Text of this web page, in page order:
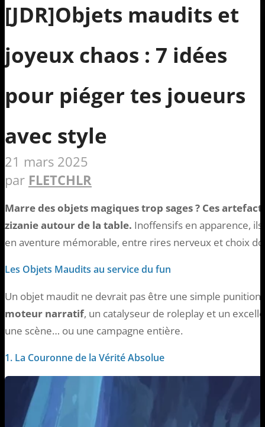
[JDR]Objets maudits et
joyeux chaos : 7 idées
pour piéger tes joueurs
avec style
21 mars 2025
par FLETCHLR
Marre des objets magiques trop sages ? Ces
zizanie autour de la table. Inoffensifs en apparence,
en aventure mémorable, entre rires nerveux et choix
Les Objets Maudits au service du fun
Un objet maudit ne devrait pas être une simple
moteur narratif, un catalyseur de roleplay et un
une scène… ou une campagne entière.
1. La Couronne de la Vérité Absolue